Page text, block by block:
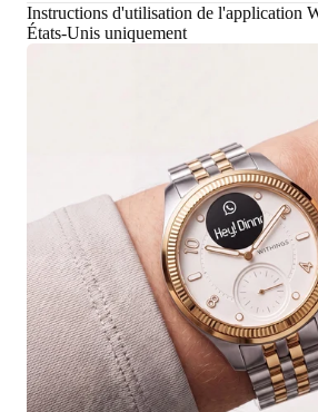
Instructions d'utilisation de l'application
États-Unis uniquement